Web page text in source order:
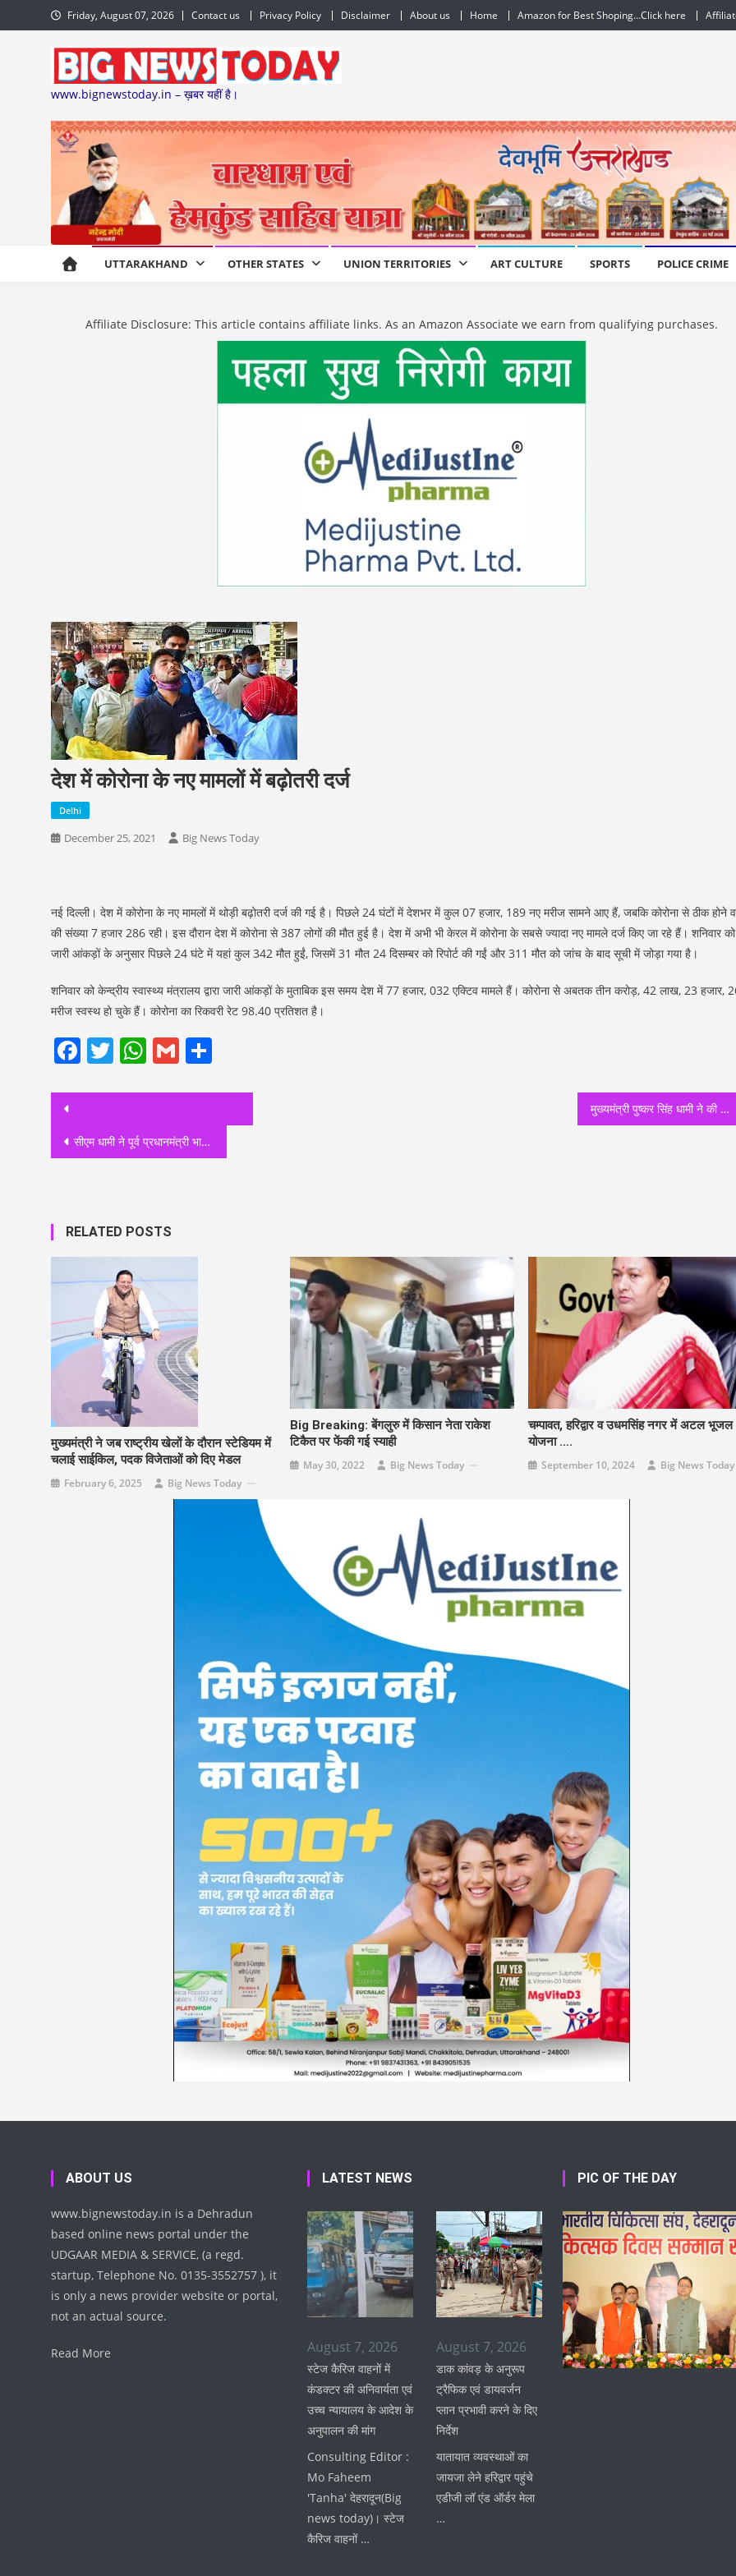
to
Friday, August 07, 2026 Contact us Privacy Policy Disclaimer About us Home Amazon for Best Shoping…Click here
www.bignewstoday.in – ख़बर यहीं है।
UTTARAKHAND OTHER STATES UNION TERRITORIES ART CULTURE SPORTS POLICE CRIME
Affiliate Disclosure: This article contains affiliate links. As an Amazon Associate we earn from qualifying purchases.
देश में कोरोना के नए मामलों में बढ़ोतरी दर्ज
Delhi
December 25, 2021 Big News Today
नई दिल्ली। देश में कोरोना के नए मामलों में थोड़ी बढ़ोतरी दर्ज की गई है। पिछले 24 घंटों में देशभर में कुल 07 हजार, 189 नए मरीज सामने आए हैं, जबकि कोरोना से ठीक होने
की संख्या 7 हजार 286 रही। इस दौरान देश में कोरोना से 387 लोगों की मौत हुई है। देश में अभी भी केरल में कोरोना के सबसे ज्यादा नए मामले दर्ज किए जा रहे हैं। शनिवार को
जारी आंकड़ों के अनुसार पिछले 24 घंटे में यहां कुल 342 मौत हुईं, जिसमें 31 मौत 24 दिसम्बर को रिपोर्ट की गईं और 311 मौत को जांच के बाद सूची में जोड़ा गया है।
शनिवार को केन्द्रीय स्वास्थ्य मंत्रालय द्वारा जारी आंकड़ों के मुताबिक इस समय देश में 77 हजार, 032 एक्टिव मामले हैं। कोरोना से अबतक तीन करोड़, 42 लाख, 23 हजार,
मरीज स्वस्थ हो चुके हैं। कोरोना का रिकवरी रेट 98.40 प्रतिशत है।
Facebook
Twitter
WhatsApp
Gmail
Post
navigation
सीएम धामी ने पूर्व प्रधानमंत्री भारत रत्न, स्वर्गीय अटल बिहारी वाजपेयी की जयन्ती पर दी श्रद्धांजलि
मुख्यमंत्री पुष्कर सिंह धामी ने की जोशीमठ का पौराणिक नाम ज्योर्तिमठ करने की घोषणा
RELATED POSTS
मुख्यमंत्री ने जब राष्ट्रीय खेलों के दौरान स्टेडियम में
चलाई साईकिल, पदक विजेताओं को दिए मेडल
February 6, 2025 Big News Today
Big Breaking: बेंगलुरु में किसान नेता राकेश
टिकैत पर फेंकी गई स्याही
May 30, 2022 Big News Today
चम्पावत, हरिद्वार व उधमसिंह नगर में अटल भूजल
योजना ….
September 10, 2024 Big News Today
ABOUT US
www.bignewstoday.in is a Dehradun
based online news portal under the
UDGAAR MEDIA & SERVICE, (a regd.
startup, Telephone No. 0135-3552757 ), it
is only a news provider website or portal,
not an actual source.
Read More
LATEST NEWS
August 7, 2026
स्टेज कैरिज वाहनों में
कंडक्टर की अनिवार्यता एवं
उच्च न्यायालय के आदेश के
अनुपालन की मांग
Consulting Editor :
Mo Faheem
'Tanha' देहरादून(Big
news today)। स्टेज
कैरिज वाहनों …
August 7, 2026
डाक कांवड़ के अनुरूप
ट्रैफिक एवं डायवर्जन
प्लान प्रभावी करने के दिए
निर्देश
यातायात व्यवस्थाओं का
जायजा लेने हरिद्वार पहुंचे
एडीजी लॉ एंड ऑर्डर मेला
…
PIC OF THE DAY